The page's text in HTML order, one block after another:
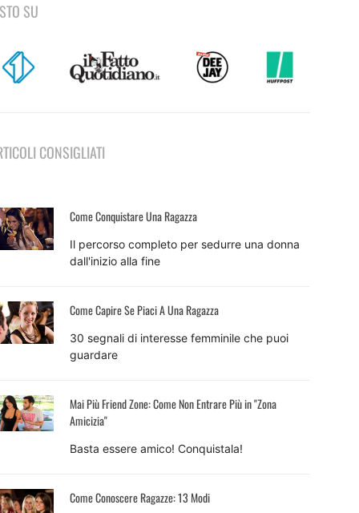
SU
CONSIGLIATI
Come Conquistare Una Ragazza
Il percorso completo per sedurre una donna
dall'inizio alla fine
Come Capire Se Piaci A Una Ragazza
30 segnali di interesse femminile che puoi
guardare
Mai Più Friend Zone: Come Non Entrare Più in "Zona
Amicizia"
Basta essere amico! Conquistala!
Come Conoscere Ragazze: 13 Modi